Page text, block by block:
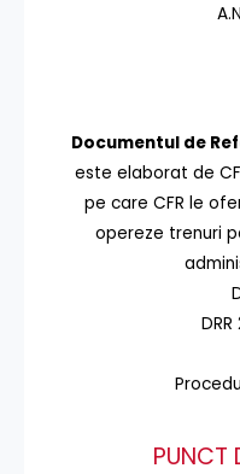
Documentul de
este elaborat de
pe care CFR le
opereze trenuri
PUNCT